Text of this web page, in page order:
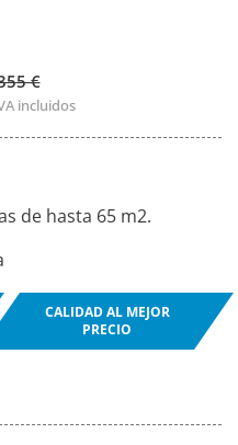
€
incluidos
de hasta 65 m2.
CALIDAD AL MEJOR
PRECIO